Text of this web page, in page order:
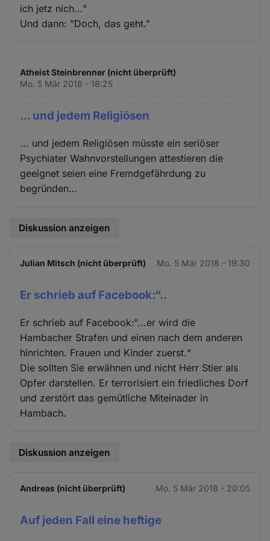
ich jetz nich..."
Und dann: "Doch, das geht."
Atheist Steinbrenner (nicht überprüft)
Mo. 5 Mär 2018 - 18:25
... und jedem Religiösen
... und jedem Religiösen müsste ein seriöser
Psychiater Wahnvorstellungen attestieren die
geeignet seien eine Fremdgefährdung zu
begründen...
Diskussion anzeigen
Julian Mitsch (nicht überprüft) Mo. 5 Mär 2018 - 19:30
Er schrieb auf Facebook:“..
Er schrieb auf Facebook:“...er wird die
Hambacher Strafen und einen nach dem anderen
hinrichten. Frauen und Kinder zuerst.“
Die sollten Sie erwähnen und nicht Herr Stier als
Opfer darstellen. Er terrorisiert ein friedliches Dorf
und zerstört das gemütliche Miteinader in
Hambach.
Diskussion anzeigen
Andreas (nicht überprüft) Mo. 5 Mär 2018 - 20:05
Auf jeden Fall eine heftige